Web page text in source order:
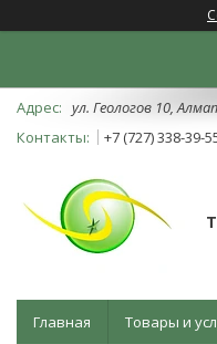
ул. Геологов 10,
+7 (727) 338-39-
Главная Товары и